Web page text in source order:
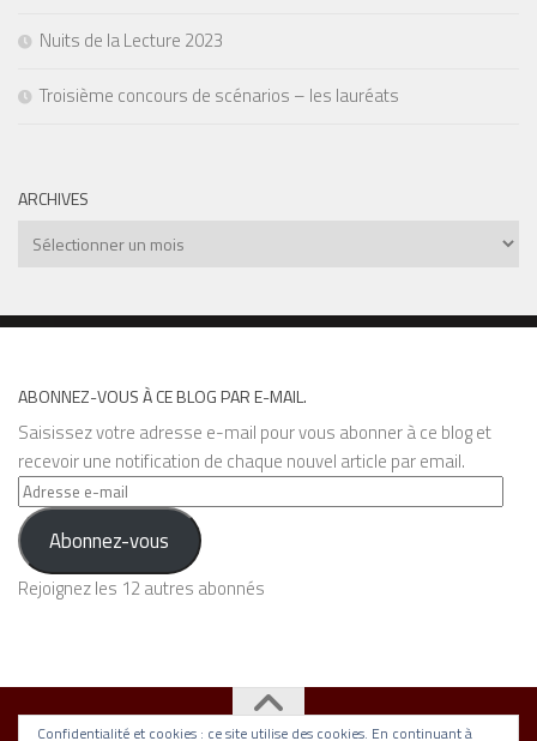
Nuits de la Lecture 2023
Troisième concours de scénarios – les lauréats
ARCHIVES
Archives
ABONNEZ-VOUS À CE BLOG PAR E-MAIL.
Saisissez votre adresse e-mail pour vous abonner à ce blog et
recevoir une notification de chaque nouvel article par email.
Adresse
e-
mail Abonnez-vous
Rejoignez les 12 autres abonnés
Confidentialité et cookies : ce site utilise des cookies. En continuant à